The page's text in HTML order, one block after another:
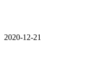
2020-12-21